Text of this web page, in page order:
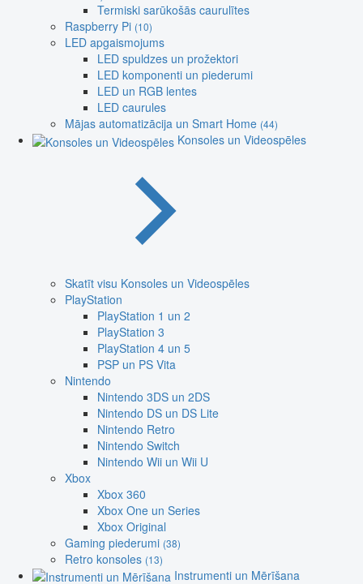
Termiski sarūkošās caurulītes
Raspberry Pi (10)
LED apgaismojums
LED spuldzes un prožektori
LED komponenti un piederumi
LED un RGB lentes
LED caurules
Mājas automatizācija un Smart Home (44)
Konsoles un Videospēles
Skatīt visu Konsoles un Videospēles
PlayStation
PlayStation 1 un 2
PlayStation 3
PlayStation 4 un 5
PSP un PS Vita
Nintendo
Nintendo 3DS un 2DS
Nintendo DS un DS Lite
Nintendo Retro
Nintendo Switch
Nintendo Wii un Wii U
Xbox
Xbox 360
Xbox One un Series
Xbox Original
Gaming piederumi (38)
Retro konsoles (13)
Instrumenti un Mērīšana